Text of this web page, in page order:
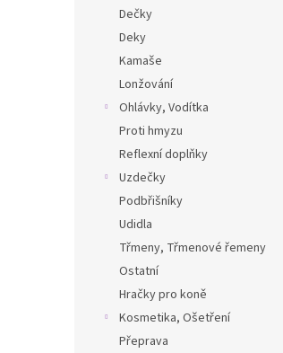
Dečky
Deky
Kamaše
Lonžování
Ohlávky, Vodítka
Proti hmyzu
Reflexní doplňky
Uzdečky
Podbřišníky
Udidla
Třmeny, Třmenové řemeny
Ostatní
Hračky pro koně
Kosmetika, Ošetření
Přeprava